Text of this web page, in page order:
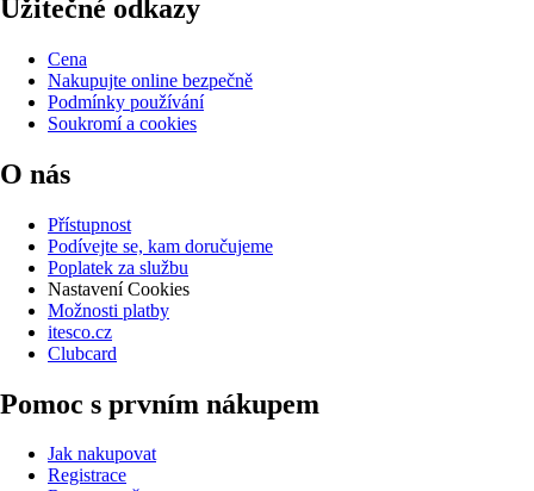
Užitečné odkazy
Cena
Nakupujte online bezpečně
Podmínky používání
Soukromí a cookies
O nás
Přístupnost
Podívejte se, kam doručujeme
Poplatek za službu
Nastavení Cookies
Možnosti platby
itesco.cz
Clubcard
Pomoc s prvním nákupem
Jak nakupovat
Registrace